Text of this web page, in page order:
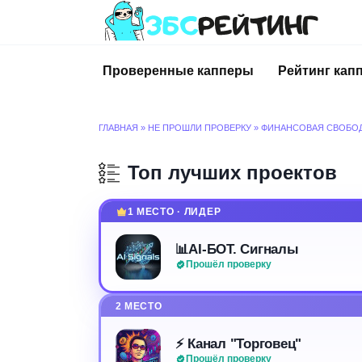
Проверенные капперы
Рейтинг
ГЛАВНАЯ » НЕ ПРОШЛИ ПРОВЕРКУ » ФИНАНСОВАЯ
Топ лучших проектов
1 МЕСТО · ЛИДЕР
📊AI-БОТ. Сигналы
Прошёл проверку
2 МЕСТО
⚡️ Канал "Торговец"
Прошёл проверку